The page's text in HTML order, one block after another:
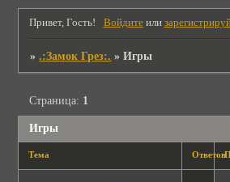
Привет, Гость! Войдитеили
».:Замок Грез:. »Игры
Игры
Страница: 1
Тема Ответов